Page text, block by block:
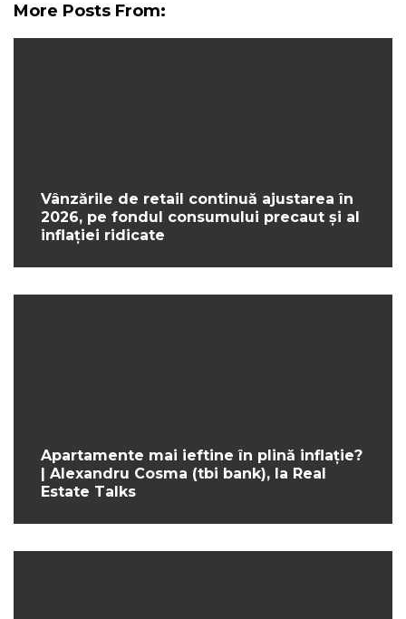
More Posts From:
Vânzările de retail continuă ajustarea în
2026, pe fondul consumului precaut și al
inflației ridicate
Apartamente mai ieftine în plină inflație?
| Alexandru Cosma (tbi bank), la Real
Estate Talks